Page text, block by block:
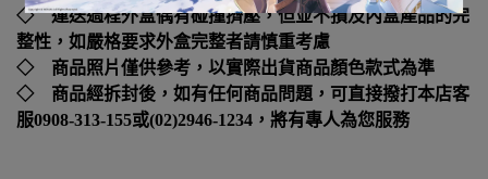
◇ 運送過程外盒偶有碰撞擠壓，但並不損及內盒產品的完
整性，如嚴格要求外盒完整者請慎重考慮
◇ 商品照片僅供參考，以實際出貨商品顏色款式為準
◇ 商品經拆封後，如有任何商品問題，可直接撥打本店客
服0908-313-155或(02)2946-1234，將有專人為您服務